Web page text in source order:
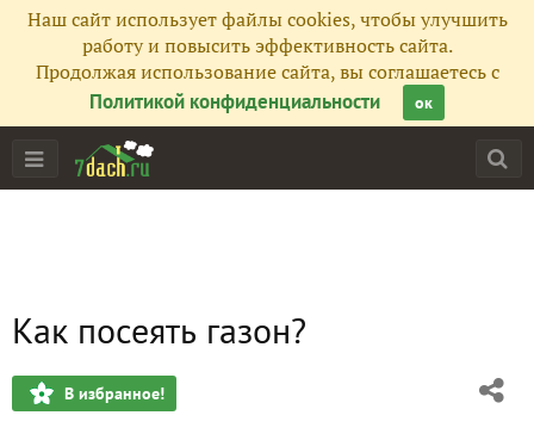
Наш сайт использует файлы cookies, чтобы улучшить
работу и повысить эффективность сайта.
Продолжая использование сайта, вы соглашаетесь с
Политикой конфиденциальности
ок
Как посеять газон?
В избранное!